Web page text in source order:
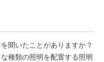
聞いたことがありますか？
種類の照明を配置する照明